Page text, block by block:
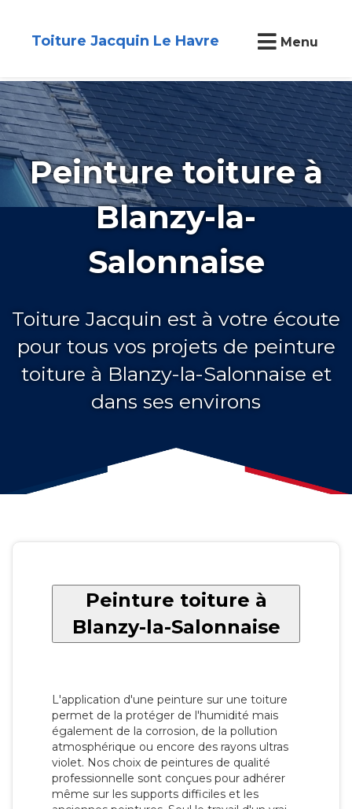
Toiture Jacquin Le Havre Menu
Peinture toiture à
Blanzy-la-
Salonnaise
Toiture Jacquin est à votre écoute
pour tous vos projets de peinture
toiture à Blanzy-la-Salonnaise et
dans ses environs
Peinture toiture à
Blanzy-la-Salonnaise
L'application d'une peinture sur une toiture
permet de la protéger de l'humidité mais
également de la corrosion, de la pollution
atmosphérique ou encore des rayons ultras
violet. Nos choix de peintures de qualité
professionnelle sont conçues pour adhérer
même sur les supports difficiles et les